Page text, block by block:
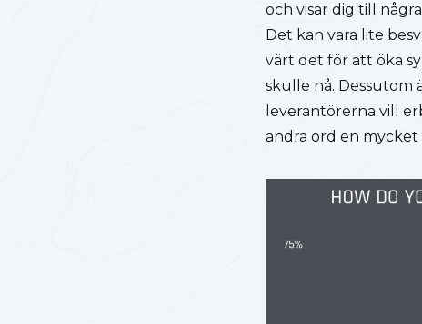
och visar dig till
Det kan vara lite
värt det för att öka
skulle nå. Dessutom
leverantörerna vill
andra ord en